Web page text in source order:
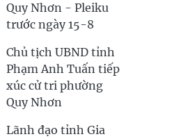
Quy Nhơn - Pleiku
trước ngày 15-8
Chủ tịch UBND tỉnh
Phạm Anh Tuấn tiếp
xúc cử tri phường
Quy Nhơn
Lãnh đạo tỉnh Gia